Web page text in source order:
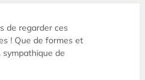
de regarder ces
! Que de formes et
sympathique de